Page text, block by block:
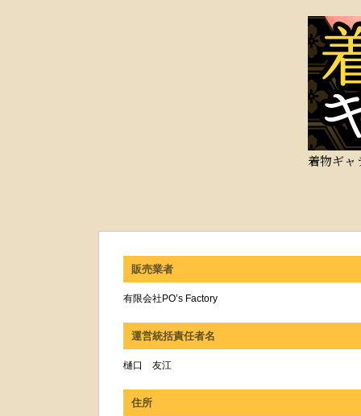
着物ギャ
販売業者
有限会社PO’s Factory
運営統括責任者名
樋口 友江
住所